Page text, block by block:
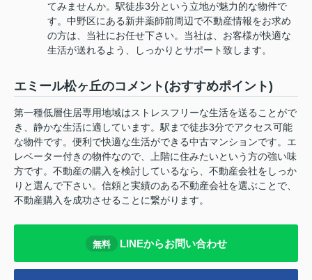
てみませんか。駅徒歩3分という立地が魅力的な物件で
す。中野区にある新井薬師前周辺で不動産情報をお求め
の方は、当社にお任せ下さい。当社は、お客様が快適な
生活が送れるよう、しっかりとサポート致します。
エミール松ヶ丘のコメント(おすすめポイント)
第一種低層住居専用地域はストレスフリーな生活を送ることがで
き、静かな生活に適しています。駅まで徒歩3分でアクセス可能
な物件です。便利で快適な生活ができる中古マンションです。エ
レベーター付きの物件なので、上階に住みたいという方の強い味
方です。不動産の購入を検討しているなら、不動産会社をしっか
りと選んで下さい。信頼と実績のある不動産会社を選ぶことで、
不動産購入を成功させることに繋がります。
無料 LINEからお問い合わせ